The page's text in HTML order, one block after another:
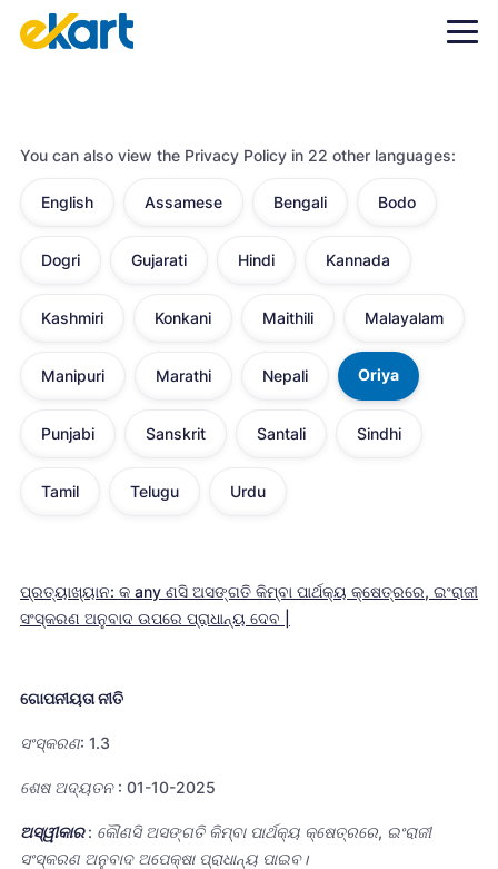
You can also view the Privacy Policy in 22 other languages:
English Assamese Bengali Bodo
Dogri Gujarati Hindi Kannada
Kashmiri Konkani Maithili Malayalam
Manipuri Marathi Nepali Oriya
Punjabi Sanskrit Santali Sindhi
Tamil Telugu Urdu
ପ୍ରତ୍ୟାଖ୍ୟାନ: କ any ଣସି ଅସଙ୍ଗତି କିମ୍ବା ପାର୍ଥକ୍ୟ କ୍ଷେତ୍ରରେ, ଇଂରାଜୀ
ସଂସ୍କରଣ ଅନୁବାଦ ଉପରେ ପ୍ରାଧାନ୍ୟ ଦେବ |
ଗୋପନୀୟତା ନୀତି
ସଂସ୍କରଣ: 1.3
ଶେଷ ଅଦ୍ୟତନ : 01-10-2025
ଅସ୍ୱୀକାର: କୌଣସି ଅସଙ୍ଗତି କିମ୍ବା ପାର୍ଥକ୍ୟ କ୍ଷେତ୍ରରେ, ଇଂରାଜୀ
ସଂସ୍କରଣ ଅନୁବାଦ ଅପେକ୍ଷା ପ୍ରାଧାନ୍ୟ ପାଇବ।